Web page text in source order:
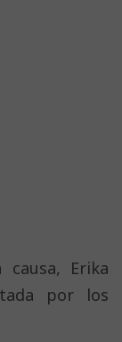
Erika
por los